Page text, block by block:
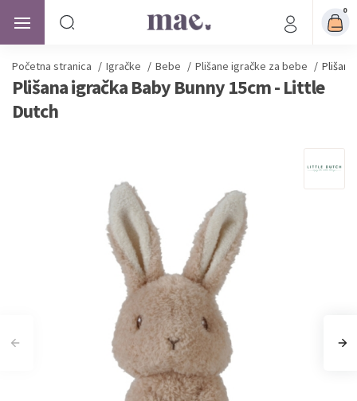
0
Početna stranica / Igračke / Bebe / Plišane igračke za bebe /
Plišana igračka Baby Bunny 15cm - Little
Dutch